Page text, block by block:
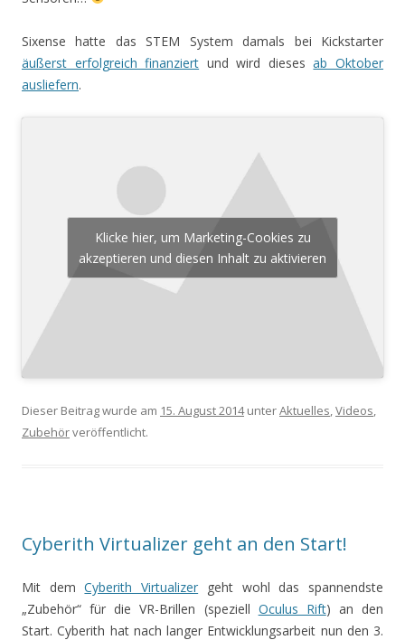
Sixense hatte das STEM System damals bei Kickstarter
äußerst erfolgreich finanziert und wird diesesab Oktober
ausliefern.
Klicke hier, um Marketing-Cookies zu
akzeptieren und diesen Inhalt zu aktivieren
Dieser Beitrag wurde am 15. August 2014unterAktuelles,Videos,
Zubehörveröffentlicht.
Cyberith Virtualizer geht an den Start!
Mit demCyberith Virtualizer geht wohl das spannendste
„Zubehör“ für die VR-Brillen (speziell Oculus Rift) an den
Start. Cyberith hat nach langer Entwicklungsarbeit nun den 3.